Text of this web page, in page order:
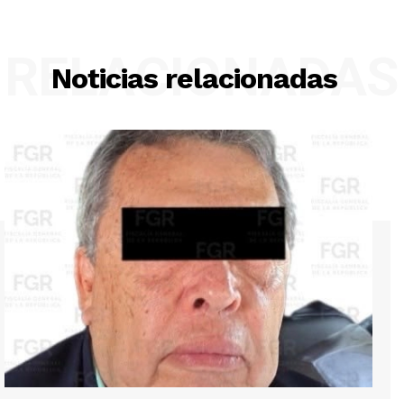
Noticias relacionadas
RELACIONADAS